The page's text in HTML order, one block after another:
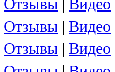
Отзывы | Видео
Отзывы | Видео
Отзывы | Видео